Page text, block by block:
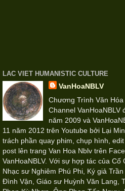
LAC VIET HUMANISTIC CULTURE
VanHoaNBLV
Chương Trình Văn
Channel VanHoaNBLV
năm 2009 và
11 năm 2012 trên Youtube bởi Lại
trách phần quay phim, chụp hình,
post lên trang Van Hoa Nblv trên
VanHoaNBLV. Với sự hợp tác của
Nhạc sư Nghiêm Phú Phi, Ký giả
Đình Vận, Giáo sư Huỳnh Văn Lang,